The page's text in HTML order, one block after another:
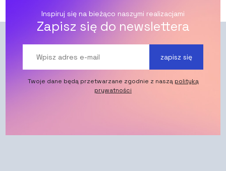
Inspiruj się na bieżąco naszymi realizacjami
Zapisz się do newslettera
zapisz się
Twoje dane będą przetwarzane zgodnie z naszą polityką
prywatności